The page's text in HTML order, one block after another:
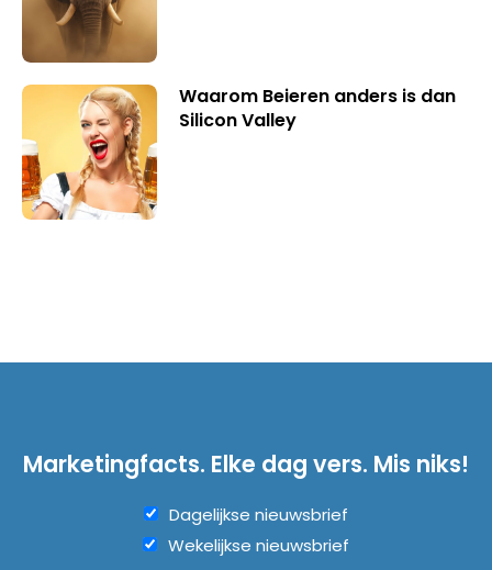
Waarom Beieren anders is dan
Silicon Valley
Marketingfacts. Elke dag vers. Mis niks!
Dagelijkse nieuwsbrief
Wekelijkse nieuwsbrief